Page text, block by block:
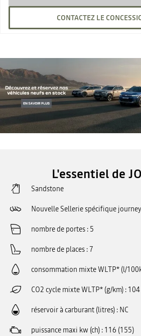
CONTACTEZ LE
L'essentiel de
Sandstone
Nouvelle Sellerie spécifique journey
nombre de portes 5
nombre de places 7
consommation mixte WLTP* (l/
CO2 cycle mixte WLTP* (g/km) 104
réservoir à carburant (litres) NC
puissance maxi kw (ch) 116 (155)